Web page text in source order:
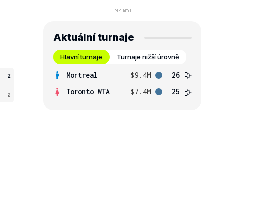
2
0
Aktuální turnaje
Hlavní turnaje Turnaje nižší úrovně
Montreal $9.4M
26
Toronto WTA
$7.4M 25